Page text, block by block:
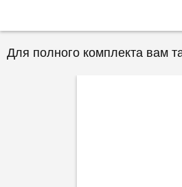
Для полного комплекта вам